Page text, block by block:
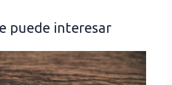
puede interesar